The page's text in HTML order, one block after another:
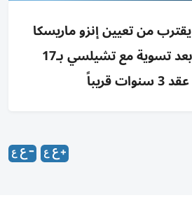
من تعيين إنزو ماريسكا
خلفاً لغوارديولا بعد تسوية مع تشيلسي بـ17
قريباً